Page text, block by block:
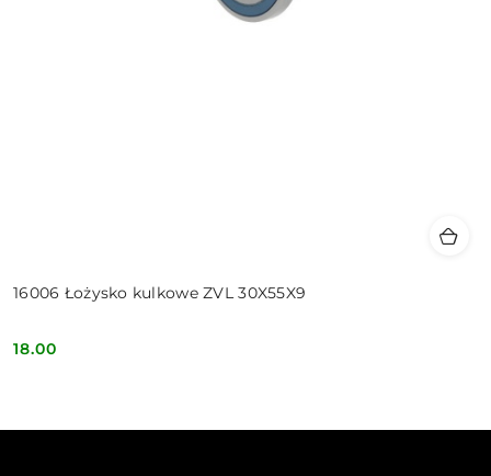
16006 Łożysko kulkowe ZVL 30X55X9
Cena:
18.00